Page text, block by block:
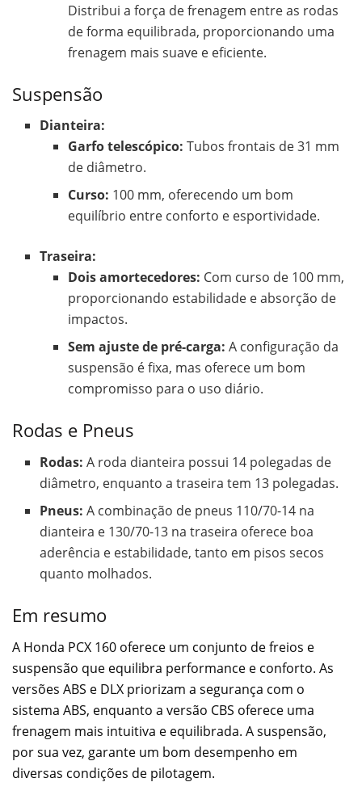
Distribui a força de frenagem entre as rodas
de forma equilibrada, proporcionando uma
frenagem mais suave e eficiente.
Suspensão
Dianteira:
Garfo telescópico: Tubos frontais de 31 mm
de diâmetro.
Curso: 100 mm, oferecendo um bom
equilíbrio entre conforto e esportividade.
Traseira:
Dois amortecedores: Com curso de 100 mm,
proporcionando estabilidade e absorção de
impactos.
Sem ajuste de pré-carga: A configuração da
suspensão é fixa, mas oferece um bom
compromisso para o uso diário.
Rodas e Pneus
Rodas: A roda dianteira possui 14 polegadas de
diâmetro, enquanto a traseira tem 13 polegadas.
Pneus: A combinação de pneus 110/70-14 na
dianteira e 130/70-13 na traseira oferece boa
aderência e estabilidade, tanto em pisos secos
quanto molhados.
Em resumo
A Honda PCX 160 oferece um conjunto de freios e
suspensão que equilibra performance e conforto. As
versões ABS e DLX priorizam a segurança com o
sistema ABS, enquanto a versão CBS oferece uma
frenagem mais intuitiva e equilibrada. A suspensão,
por sua vez, garante um bom desempenho em
diversas condições de pilotagem.